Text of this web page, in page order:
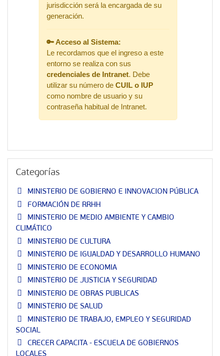
jurisdicción será la encargada de su
generación.
🔑 Acceso al Sistema:
Le recordamos que el ingreso a este
entorno se realiza con sus
credenciales de Intranet. Debe
utilizar su número de CUIL o IUP
como nombre de usuario y su
contraseña habitual de Intranet.
Categorías
MINISTERIO DE GOBIERNO E INNOVACION PÚBLICA
FORMACIÓN DE RRHH
MINISTERIO DE MEDIO AMBIENTE Y CAMBIO
CLIMÁTICO
MINISTERIO DE CULTURA
MINISTERIO DE IGUALDAD Y DESARROLLO HUMANO
MINISTERIO DE ECONOMIA
MINISTERIO DE JUSTICIA Y SEGURIDAD
MINISTERIO DE OBRAS PUBLICAS
MINISTERIO DE SALUD
MINISTERIO DE TRABAJO, EMPLEO Y SEGURIDAD
SOCIAL
CRECER CAPACITA - ESCUELA DE GOBIERNOS
LOCALES